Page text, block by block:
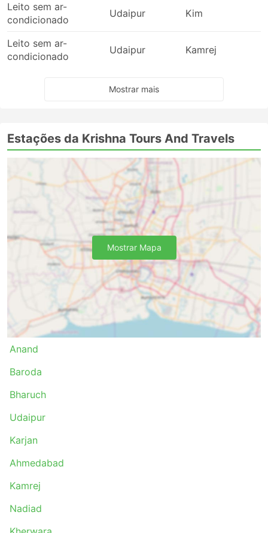
Leito sem ar-
condicionado
Udaipur Kim
Leito sem ar-
condicionado
Udaipur Kamrej
Mostrar mais
Estações da Krishna Tours And Travels
Anand
Baroda
Bharuch
Udaipur
Karjan
Ahmedabad
Kamrej
Nadiad
Mostrar Mapa